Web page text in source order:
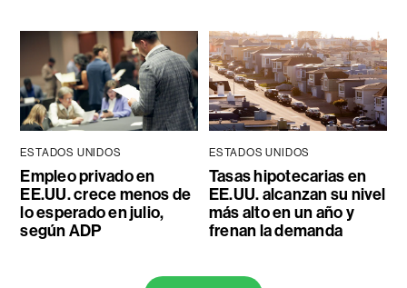
ESTADOS UNIDOS
Empleo privado en
EE.UU. crece menos de
lo esperado en julio,
según ADP
ESTADOS UNIDOS
Tasas hipotecarias en
EE.UU. alcanzan su nivel
más alto en un año y
frenan la demanda